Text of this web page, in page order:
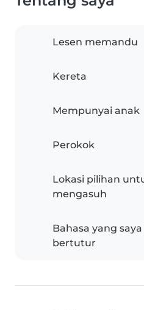
Lesen memandu
Kereta
Mempunyai anak
Perokok
Lokasi pilihan
mengasuh
Bahasa yang
bertutur